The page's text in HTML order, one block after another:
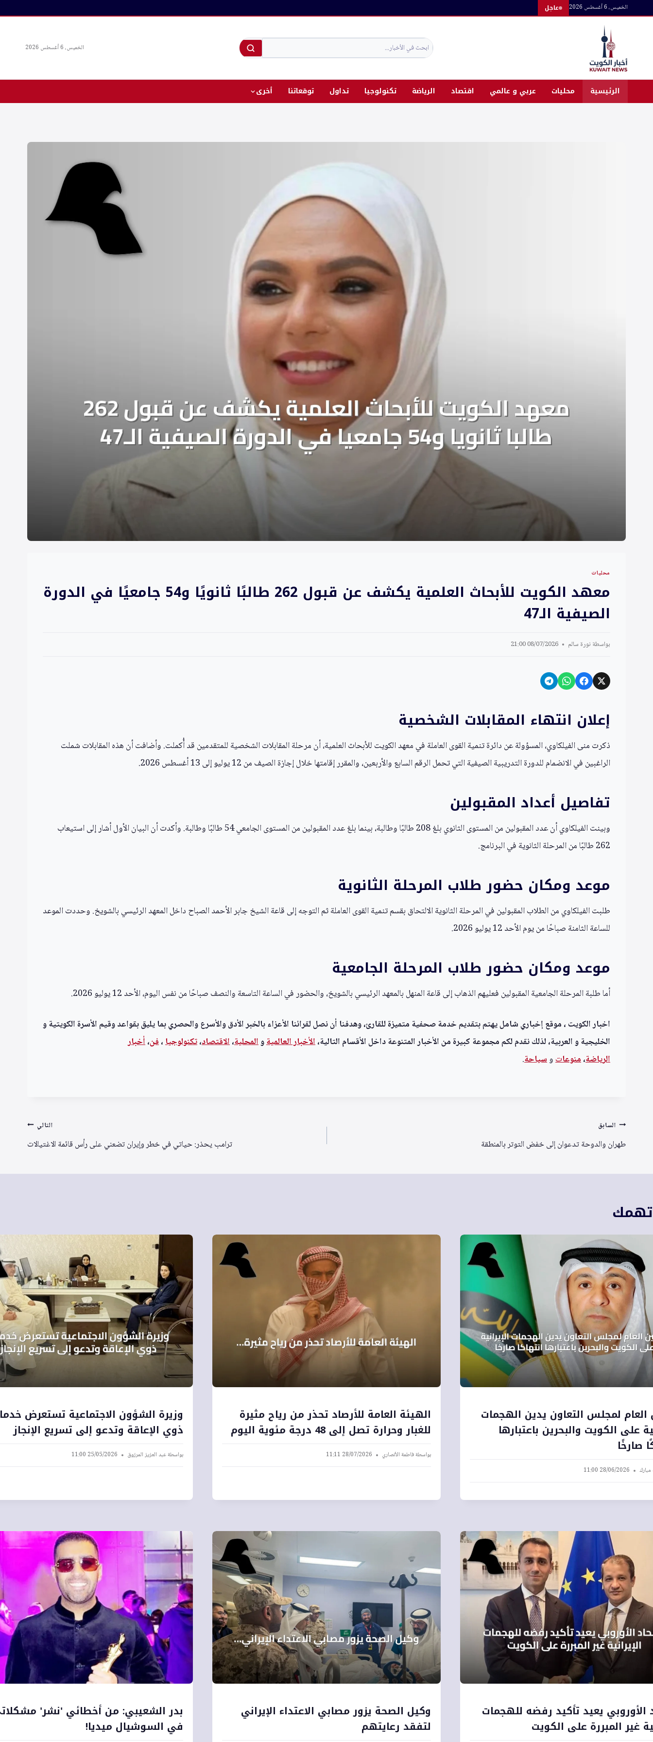
الخميس، 6 أغسطس 2026 عاجل
الخميس، 6 أغسطس 2026
الرئيسية محليات عربي و عالمي اقتصاد الرياضة تكنولوجيا تداول توقعاتنا أخرى
محليات
معهد الكويت للأبحاث العلمية يكشف عن قبول 262 طالبًا ثانويًا و54 جامعيًا في الدورة
الصيفية الـ47
بواسطة نورة سالم 08/07/2026 21:00
إعلان انتهاء المقابلات الشخصية
ذكرت منى الفيلكاوي، المسؤولة عن دائرة تنمية القوى العاملة في معهد الكويت للأبحاث العلمية، أن مرحلة المقابلات الشخصية للمتقدمين قد أُكملت. وأضافت أن هذه المقابلات شملت
الراغبين في الانضمام للدورة التدريبية الصيفية التي تحمل الرقم السابع والأربعين، والمقرر إقامتها خلال إجازة الصيف من 12 يوليو إلى 13 أغسطس 2026.
تفاصيل أعداد المقبولين
وبينت الفيلكاوي أن عدد المقبولين من المستوى الثانوي بلغ 208 طالبًا وطالبة، بينما بلغ عدد المقبولين من المستوى الجامعي 54 طالبًا وطالبة. وأكدت أن البيان الأول أشار إلى استيعاب
262 طالبًا من المرحلة الثانوية في البرنامج.
موعد ومكان حضور طلاب المرحلة الثانوية
طلبت الفيلكاوي من الطلاب المقبولين في المرحلة الثانوية الالتحاق بقسم تنمية القوى العاملة ثم التوجه إلى قاعة الشيخ جابر الأحمد الصباح داخل المعهد الرئيسي بالشويخ. وحددت الموعد
للساعة الثامنة صباحًا من يوم الأحد 12 يوليو 2026.
موعد ومكان حضور طلاب المرحلة الجامعية
أما طلبة المرحلة الجامعية المقبولين فعليهم الذهاب إلى قاعة المنهل بالمعهد الرئيسي بالشويخ، والحضور في الساعة التاسعة والنصف صباحًا من نفس اليوم، الأحد 12 يوليو 2026.
اخبار الكويت ، موقع إخباري شامل يهتم بتقديم خدمة صحفية متميزة للقارئ، وهدفنا أن نصل لقرائنا الأعزاء بالخبر الأدق والأسرع والحصري بما يليق بقواعد وقيم الأسرة الكويتية و
الخليجية و العربية، لذلك نقدم لكم مجموعة كبيرة من الأخبار المتنوعة داخل الأقسام التالية،الأخبار العالميةوالمحلية،الاقتصاد،تكنولوجيا،فن،أخبار
الرياضة،منوعاتوسياحة.
تصفّح
المقالات
السابق
طهران والدوحة تدعوان إلى خفض التوتر بالمنطقة
التالي
ترامب يحذر: حياتي في خطر وإيران تضعني على رأس قائمة الاغتيالات
تهمك
العام لمجلس التعاون يدين الهجمات
على الكويت والبحرين باعتبارها
صارخًا
مبارك 28/06/2026 11:00
الهيئة العامة للأرصاد تحذر من رياح مثيرة
للغبار وحرارة تصل إلى 48 درجة مئوية اليوم
بواسطةفاطمة الأنصاري 28/07/2026 11:11
وزيرة الشؤون الاجتماعية تستعرض
ذوي الإعاقة وتدعو إلى تسريع الإنجاز
بواسطةعبد العزيز المرزوق 25/05/2026 11:00
الأوروبي يعيد تأكيد رفضه للهجمات
غير المبررة على الكويت
وكيل الصحة يزور مصابي الاعتداء الإيراني
لتفقد رعايتهم
بدر الشعيبي: من أخطائي 'نشر'
في السوشيال ميديا!